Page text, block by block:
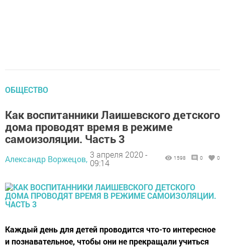
ОБЩЕСТВО
Как воспитанники Лаишевского детского
дома проводят время в режиме
самоизоляции. Часть 3
Александр Воржецов, 3 апреля 2020 -
09:14
1598 0 0
Каждый день для детей проводится что-то интересное
и познавательное, чтобы они не прекращали учиться